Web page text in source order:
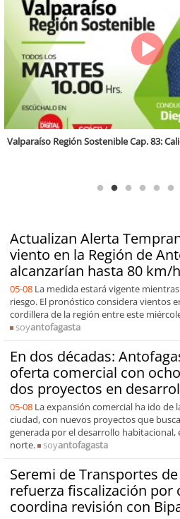
Actualizan Alerta
viento en la Región de
alcanzarían hasta 80 km/h
05-08 La medida estará vigente
riesgo. El pronóstico considera vientos
cordillera de la región entre este
soyantofagasta
En dos décadas:
oferta comercial con
dos proyectos en
05-08 La expansión comercial ha ido de
ciudad, con nuevos proyectos que
generada por el desarrollo habitacional,
norte.
soyantofagasta
Seremi de Transportes
refuerza fiscalización por
coordina revisión con